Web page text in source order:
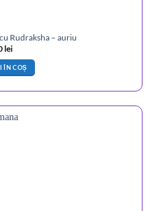
Rudraksha – auriu
lei
ÎN COȘ